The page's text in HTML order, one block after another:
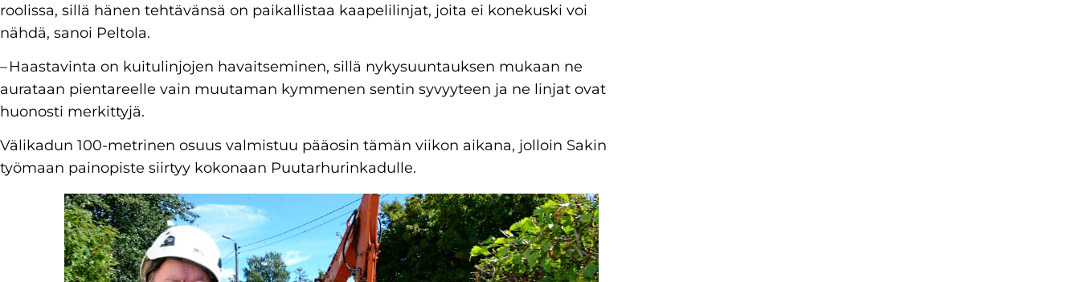
roolissa, sillä hänen tehtävänsä on paikallistaa kaapelilinjat, joita ei konekuski voi
nähdä, sanoi Peltola.
– Haastavinta on kuitulinjojen havaitseminen, sillä nykysuuntauksen mukaan ne
aurataan pientareelle vain muutaman kymmenen sentin syvyyteen ja ne linjat ovat
huonosti merkittyjä.
Välikadun 100-metrinen osuus valmistuu pääosin tämän viikon aikana, jolloin Sakin
työmaan painopiste siirtyy kokonaan Puutarhurinkadulle.